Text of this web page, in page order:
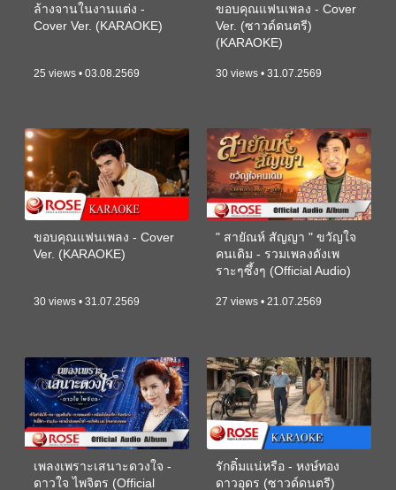
ล้างจานในงานแต่ง -
Cover Ver. (KARAOKE)
25 views • 03.08.2569
ขอบคุณแฟนเพลง - Cover
Ver. (ซาวด์ดนตรี)
(KARAOKE)
30 views • 31.07.2569
ขอบคุณแฟนเพลง - Cover
Ver. (KARAOKE)
30 views • 31.07.2569
" สายัณห์ สัญญา " ขวัญใจ
คนเดิม - รวมเพลงดังเพ
ราะๆซึ้งๆ (Official Audio)
27 views • 21.07.2569
เพลงเพราะเสนาะดวงใจ -
ดาวใจ ไพจิตร (Official
รักติ๋มแน่หรือ - หงษ์ทอง
ดาวอุดร (ซาวด์ดนตรี)